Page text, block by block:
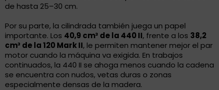
de hasta 25–30 cm.
Por su parte, la cilindrada también juega un papel
importante. Los 40,9 cm³ de la 440 II, frente a los 38,2
cm³ de la 120 Mark II, le permiten mantener mejor el par
motor cuando la máquina va exigida. En trabajos
continuados, la 440 II se ahoga menos cuando la cadena
se encuentra con nudos, vetas duras o zonas
especialmente densas de la madera.